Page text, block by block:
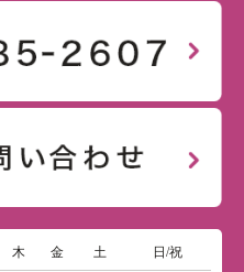
木 金 土 日/祝